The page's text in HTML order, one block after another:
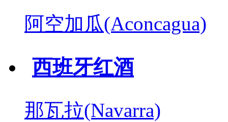
阿空加瓜(Aconcagua)
西班牙红酒
那瓦拉(Navarra)